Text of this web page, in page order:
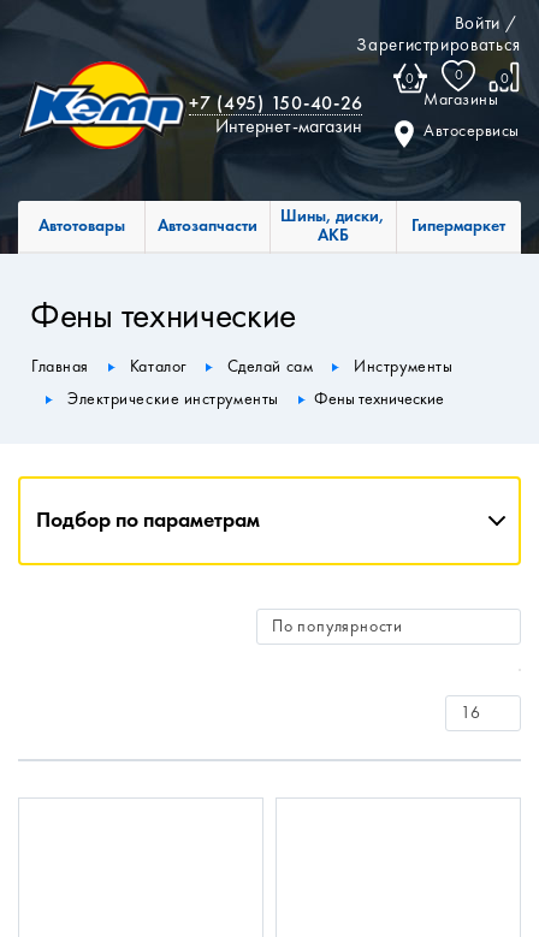
Войти /
Зарегистрироваться
0 0 0
Магазины
Автосервисы
+7 (495) 150-40-26
Интернет-магазин
Автотовары Автозапчасти
Шины, диски,
АКБ
Гипермаркет
Фены технические
Главная Каталог Сделай сам
Инструменты
Электрические инструменты
Фены технические
Подбор по параметрам